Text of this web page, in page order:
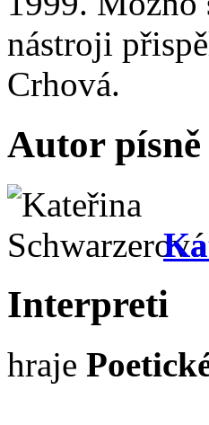
nástroji
Crhová.
Autor písně
Interpreti
hraje